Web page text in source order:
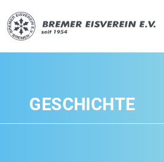
GESCHICHTE